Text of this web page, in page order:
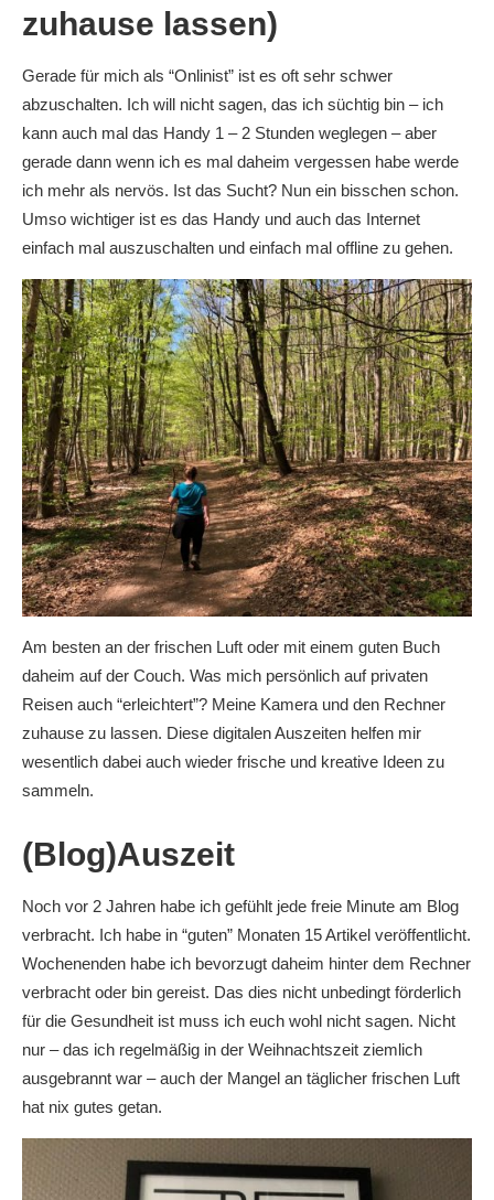
zuhause lassen)
Gerade für mich als “Onlinist” ist es oft sehr schwer
abzuschalten. Ich will nicht sagen, das ich süchtig bin – ich
kann auch mal das Handy 1 – 2 Stunden weglegen – aber
gerade dann wenn ich es mal daheim vergessen habe werde
ich mehr als nervös. Ist das Sucht? Nun ein bisschen schon.
Umso wichtiger ist es das Handy und auch das Internet
einfach mal auszuschalten und einfach mal offline zu gehen.
Am besten an der frischen Luft oder mit einem guten Buch
daheim auf der Couch. Was mich persönlich auf privaten
Reisen auch “erleichtert”? Meine Kamera und den Rechner
zuhause zu lassen. Diese digitalen Auszeiten helfen mir
wesentlich dabei auch wieder frische und kreative Ideen zu
sammeln.
(Blog)Auszeit
Noch vor 2 Jahren habe ich gefühlt jede freie Minute am Blog
verbracht. Ich habe in “guten” Monaten 15 Artikel veröffentlicht.
Wochenenden habe ich bevorzugt daheim hinter dem Rechner
verbracht oder bin gereist. Das dies nicht unbedingt förderlich
für die Gesundheit ist muss ich euch wohl nicht sagen. Nicht
nur – das ich regelmäßig in der Weihnachtszeit ziemlich
ausgebrannt war – auch der Mangel an täglicher frischen Luft
hat nix gutes getan.